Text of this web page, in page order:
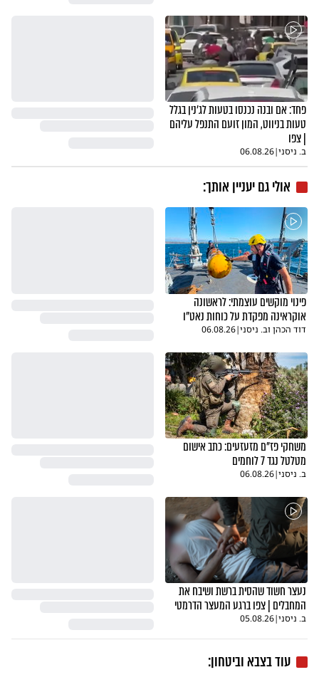
פחד: אם ובנה נכנסו בטעות לג'נין בגלל
טעות בניווט, המון זועם התנפל עליהם
| צפו
ב. ניסני|
06.08.26
אולי גם יעניין אותך:
פינוי מוקשים עוצמתי: לראשונה
אוקראינה מפקדת על כוחות נאט"ו
דוד הכהן וב. ניסני|
06.08.26
משחקי פז"ם מזעזעים: כתב אישום
מטלטל נגד 7 לוחמים
ב. ניסני|
06.08.26
נעצר חשוד שהסית ברשת ושיבח את
המחבלים | צפו ברגע המעצר הדרמטי
ב. ניסני|
05.08.26
עוד בצבא וביטחון: